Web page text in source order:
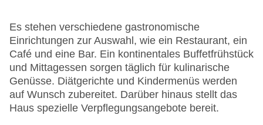
Sonnenterrasse
Gesamtanzahl der Zimmer: 159
Landeskategorie: 4 Sterne
Es stehen verschiedene gastronomische
Einrichtungen zur Auswahl, wie ein Restaurant, ein
Café und eine Bar. Ein kontinentales Buffetfrühstück
und Mittagessen sorgen täglich für kulinarische
Genüsse. Diätgerichte und Kindermenüs werden
auf Wunsch zubereitet. Darüber hinaus stellt das
Haus spezielle Verpflegungsangebote bereit.